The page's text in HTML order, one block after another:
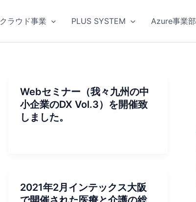
クラウド事業 PLUS SYSTEM Azure事業部
Webセミナー（我々九州の中
小企業のDX Vol.3）を開催致
しました。
2021年2月インテックス大阪